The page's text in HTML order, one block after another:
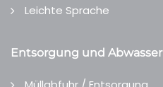
Leichte Sprache
Entsorgung und Abwasser